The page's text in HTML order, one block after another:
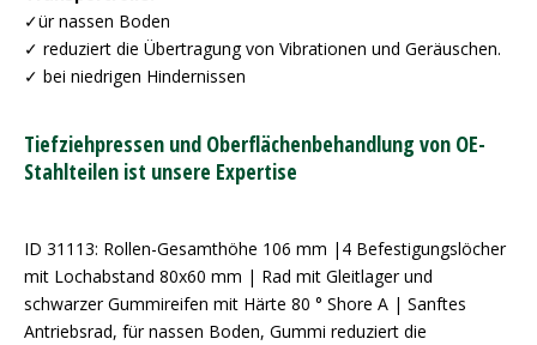
✓ür nassen Boden
✓ reduziert die Übertragung von Vibrationen und Geräuschen.
✓ bei niedrigen Hindernissen
Tiefziehpressen und Oberflächenbehandlung von OE-
Stahlteilen ist unsere Expertise
ID 31113: Rollen-Gesamthöhe 106 mm |4 Befestigungslöcher
mit Lochabstand 80x60 mm | Rad mit Gleitlager und
schwarzer Gummireifen mit Härte 80 ° Shore A | Sanftes
Antriebsrad, für nassen Boden, Gummi reduziert die